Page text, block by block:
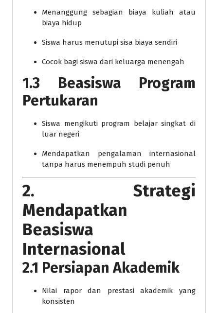
Menanggung sebagian biaya kuliah atau
biaya hidup
Siswa harus menutupi sisa biaya sendiri
Cocok bagi siswa dari keluarga menengah
1.3 Beasiswa Program
Pertukaran
Siswa mengikuti program belajar singkat di
luar negeri
Mendapatkan pengalaman internasional
tanpa harus menempuh studi penuh
2. Strategi
Mendapatkan
Beasiswa
Internasional
2.1 Persiapan Akademik
Nilai rapor dan prestasi akademik yang
konsisten